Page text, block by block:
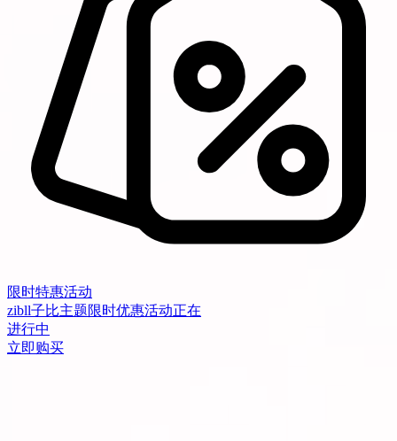
限时特惠活动
zibll子比主题限时优惠活动正在
进行中
立即购买